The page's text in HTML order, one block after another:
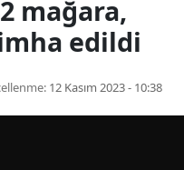
mağara,
edildi
12 Kasım 2023 - 10:38